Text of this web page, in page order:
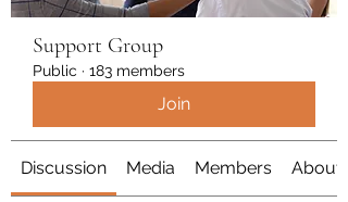
Support Group
Public · 183 members
Join
Discussion Media Members About